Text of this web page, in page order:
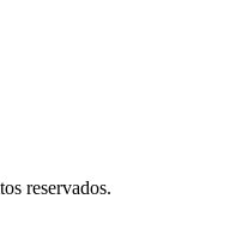
reservados.